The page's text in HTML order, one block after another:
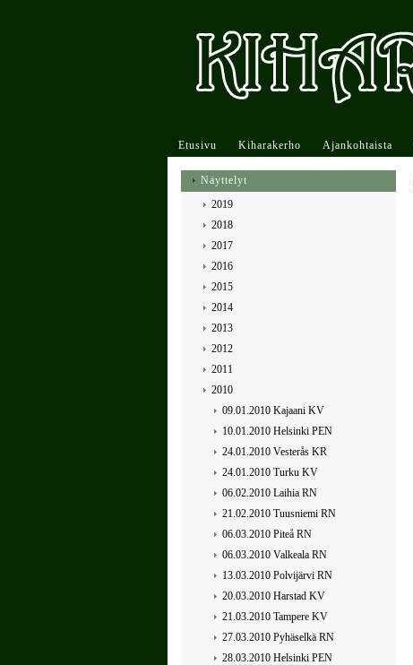
Etusivu Kiharakerho Ajankohtaista
Näyttelyt
2019
2018
2017
2016
2015
2014
2013
2012
2011
2010
09.01.2010 Kajaani KV
10.01.2010 Helsinki PEN
24.01.2010 Vesterås KR
24.01.2010 Turku KV
06.02.2010 Laihia RN
21.02.2010 Tuusniemi RN
06.03.2010 Piteå RN
06.03.2010 Valkeala RN
13.03.2010 Polvijärvi RN
20.03.2010 Harstad KV
21.03.2010 Tampere KV
27.03.2010 Pyhäselkä RN
28.03.2010 Helsinki PEN